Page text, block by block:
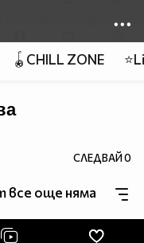
🪀CHILL ZONE
СЛЕДВАЙ0
още няма